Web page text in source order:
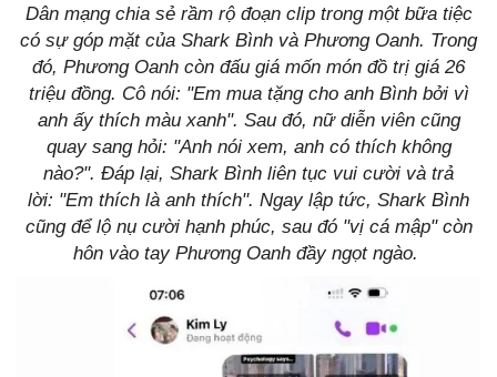
Dân mạng chia sẻ rầm rộ đoạn clip trong một bữa tiệc
có sự góp mặt của Shark Bình và Phương Oanh. Trong
đó, Phương Oanh còn đấu giá mốn món đồ trị giá 26
triệu đồng. Cô nói: "Em mua tặng cho anh Bình bởi vì
anh ấy thích màu xanh". Sau đó, nữ diễn viên cũng
quay sang hỏi: "Anh nói xem, anh có thích không
nào?". Đáp lại, Shark Bình liên tục vui cười và trả
lời: "Em thích là anh thích". Ngay lập tức, Shark Bình
cũng để lộ nụ cười hạnh phúc, sau đó "vị cá mập" còn
hôn vào tay Phương Oanh đầy ngọt ngào.